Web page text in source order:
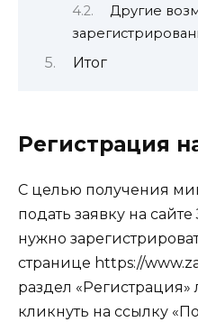
Другие
Итог
Регистрация
С целью получения
подать заявку на
нужно
странице https://
раздел
кликнуть на ссылку